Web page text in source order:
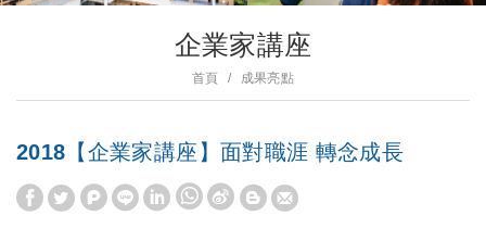
企業家講座
首頁 成果亮點
2018【企業家講座】面對職涯 轉念成長